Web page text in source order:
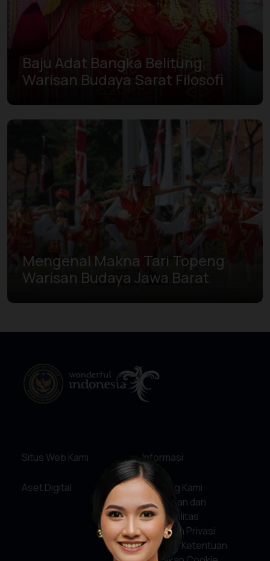
Baju Adat Bangka Belitung,
Warisan Budaya Sarat Filosofi
Mengenal Makna Tari Topeng
Warisan Budaya Jawa Barat
Situs Web Kami
Aset Digital
Informasi
Tentang Kami
Pelayanan dan
Akuntabilitas
Kebijakan Privasi
Syarat & Ketentuan